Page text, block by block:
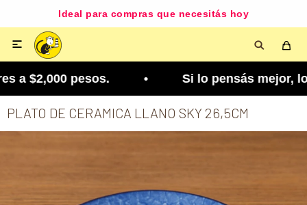
Ideal para compras que necesitás hoy

a $2,000 pesos. • Si lo pensás mejor, lo
PLATO DE CERAMICA LLANO SKY 26,5CM